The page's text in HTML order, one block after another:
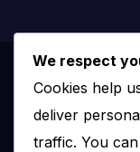
HomeKontaktO nama
We respect
Cookies help
deliver
traffic. You